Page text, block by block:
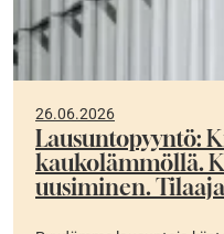
26.06.2026
Lausuntopyyntö:
kaukolämmöllä.
uusiminen.